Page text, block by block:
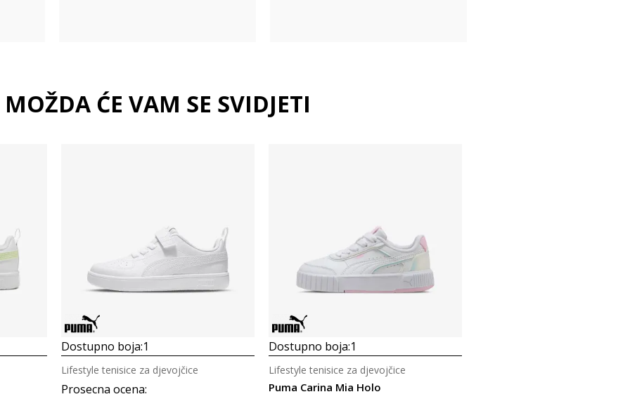
MOŽDA ĆE VAM SE SVIDJETI
Dostupno boja:1
Prosecna ocena:
Lifestyle tenisice za djevojčice
Dostupno boja:1
Puma Carina Mia Holo
Lifestyle tenisice za djevojčice